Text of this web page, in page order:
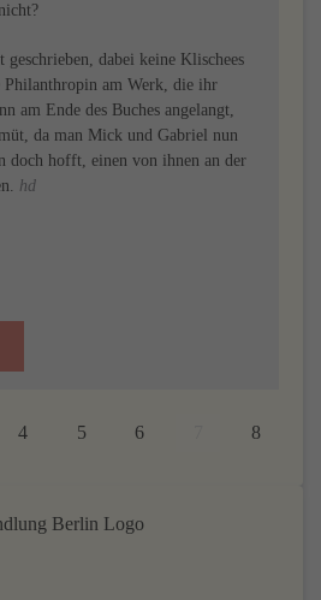
geschrieben, dabei keine Klischees
Philanthropin am Werk, die ihr
am Ende des Buches angelangt,
da man Mick und Gabriel nun
doch hofft, einen von ihnen an der
hd
4 5 6 8